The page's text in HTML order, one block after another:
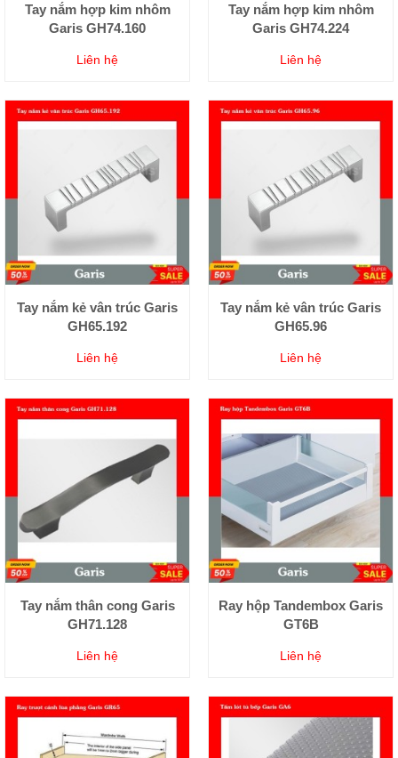
Tay nắm hợp kim nhôm
Garis GH74.160
Liên hệ
Tay nắm hợp kim nhôm
Garis GH74.224
Liên hệ
Tay nắm kẻ vân trúc Garis
GH65.192
Liên hệ
Tay nắm kẻ vân trúc Garis
GH65.96
Liên hệ
Tay nắm thân cong Garis
GH71.128
Liên hệ
Ray hộp Tandembox Garis
GT6B
Liên hệ